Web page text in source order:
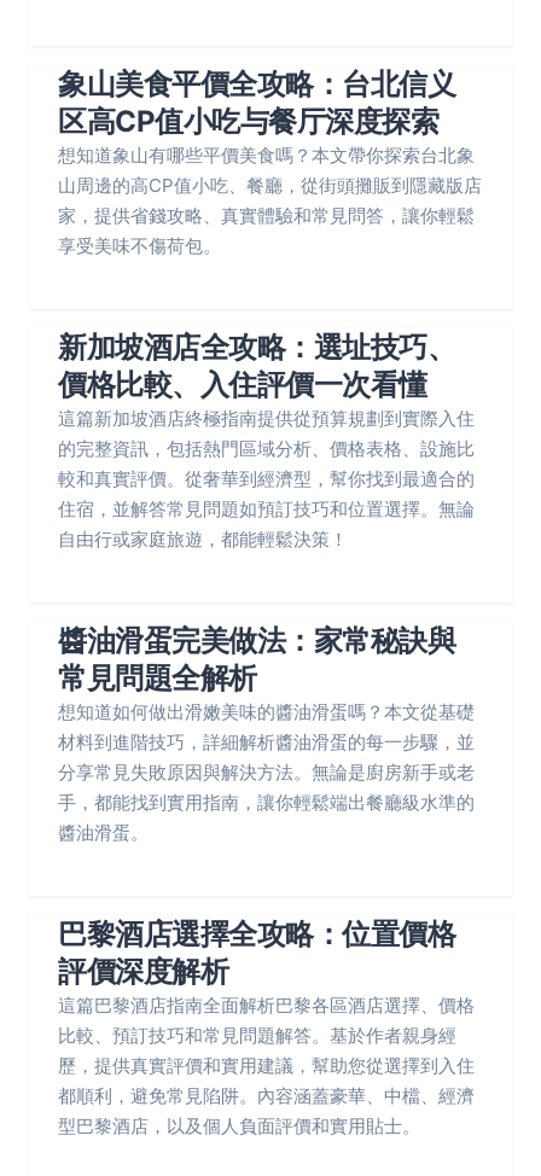
象山美食平價全攻略：台北信义
区高CP值小吃与餐厅深度探索
想知道象山有哪些平價美食嗎？本文帶你探索台北象
山周邊的高CP值小吃、餐廳，從街頭攤販到隱藏版店
家，提供省錢攻略、真實體驗和常見問答，讓你輕鬆
享受美味不傷荷包。
新加坡酒店全攻略：選址技巧、
價格比較、入住評價一次看懂
這篇新加坡酒店終極指南提供從預算規劃到實際入住
的完整資訊，包括熱門區域分析、價格表格、設施比
較和真實評價。從奢華到經濟型，幫你找到最適合的
住宿，並解答常見問題如預訂技巧和位置選擇。無論
自由行或家庭旅遊，都能輕鬆決策！
醬油滑蛋完美做法：家常秘訣與
常見問題全解析
想知道如何做出滑嫩美味的醬油滑蛋嗎？本文從基礎
材料到進階技巧，詳細解析醬油滑蛋的每一步驟，並
分享常見失敗原因與解決方法。無論是廚房新手或老
手，都能找到實用指南，讓你輕鬆端出餐廳級水準的
醬油滑蛋。
巴黎酒店選擇全攻略：位置價格
評價深度解析
這篇巴黎酒店指南全面解析巴黎各區酒店選擇、價格
比較、預訂技巧和常見問題解答。基於作者親身經
歷，提供真實評價和實用建議，幫助您從選擇到入住
都順利，避免常見陷阱。內容涵蓋豪華、中檔、經濟
型巴黎酒店，以及個人負面評價和實用貼士。